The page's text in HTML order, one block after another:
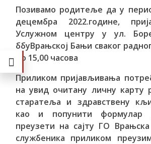
Позивамо родитеље да у
децембра 2022.године,
Услужном центру у ул.
ббуВрањској Бањи сваког
до 15,00 часова
Приликом пријављивања
на увид очитану личну карту
старатеља и здравствену
као и попунити формулар
преузети на сајту ГО
службеника приликом